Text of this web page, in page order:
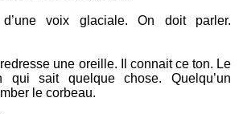
voix glaciale. On doit parler.
une oreille. Il connait ce ton. Le
qui sait quelque chose. Quelqu’un
le corbeau.